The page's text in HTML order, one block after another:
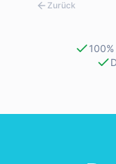
Zurück